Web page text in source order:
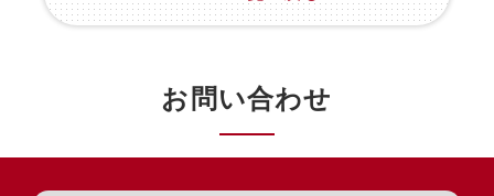
お問い合わせ